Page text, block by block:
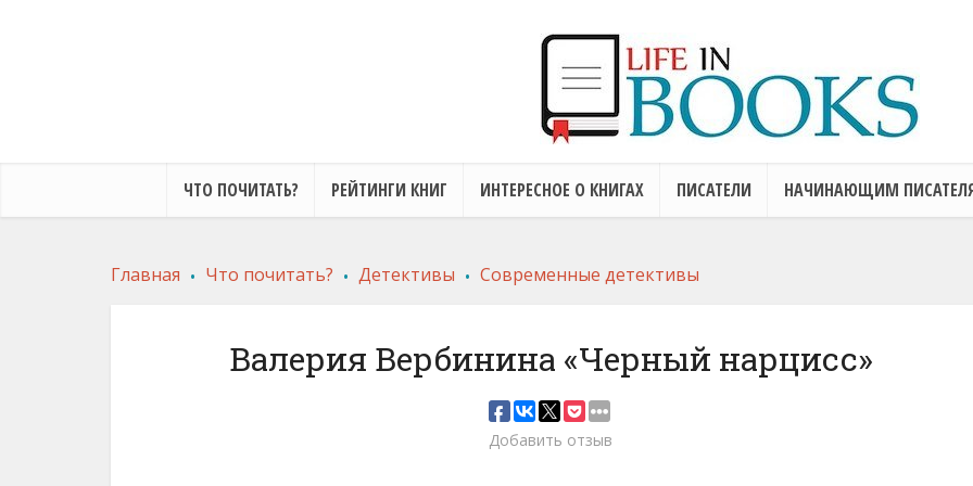
ЧТО ПОЧИТАТЬ? РЕЙТИНГИ КНИГ ИНТЕРЕСНОЕ О КНИГАХ ПИСАТЕЛИ НАЧИНАЮЩИМ
Главная . Что почитать? . Детективы . Современные детективы
Валерия Вербинина «Черный нарцисс»
Добавить отзыв